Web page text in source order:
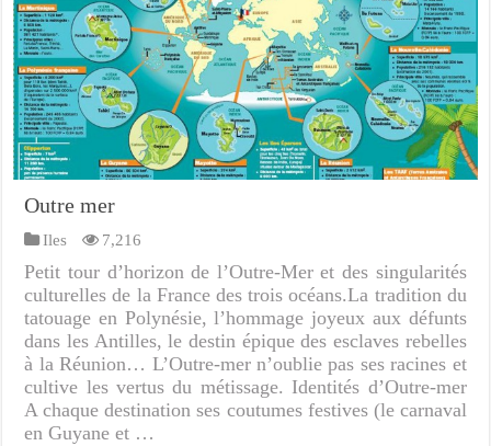
Outre mer
Iles 7,216
Petit tour d’horizon de l’Outre-Mer et des singularités
culturelles de la France des trois océans.La tradition du
tatouage en Polynésie, l’hommage joyeux aux défunts
dans les Antilles, le destin épique des esclaves rebelles
à la Réunion… L’Outre-mer n’oublie pas ses racines et
cultive les vertus du métissage. Identités d’Outre-mer
A chaque destination ses coutumes festives (le carnaval
en Guyane et …